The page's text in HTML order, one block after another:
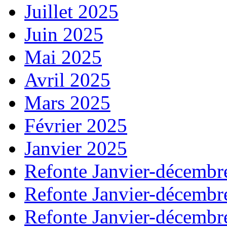
Juillet 2025
Juin 2025
Mai 2025
Avril 2025
Mars 2025
Février 2025
Janvier 2025
Refonte Janvier-
Refonte Janvier-
Refonte Janvier-